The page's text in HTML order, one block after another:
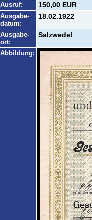
Ausruf: 150,00 EUR
Ausgabe-
datum:
18.02.1922
Ausgabe-
ort:
Salzwedel
Abbildung: